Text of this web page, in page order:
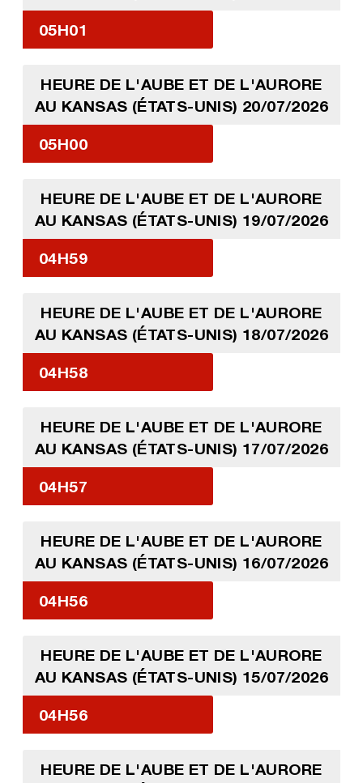
05H01
HEURE DE L'AUBE ET DE L'AURORE
AU KANSAS (ÉTATS-UNIS) 20/07/2026
05H00
HEURE DE L'AUBE ET DE L'AURORE
AU KANSAS (ÉTATS-UNIS) 19/07/2026
04H59
HEURE DE L'AUBE ET DE L'AURORE
AU KANSAS (ÉTATS-UNIS) 18/07/2026
04H58
HEURE DE L'AUBE ET DE L'AURORE
AU KANSAS (ÉTATS-UNIS) 17/07/2026
04H57
HEURE DE L'AUBE ET DE L'AURORE
AU KANSAS (ÉTATS-UNIS) 16/07/2026
04H56
HEURE DE L'AUBE ET DE L'AURORE
AU KANSAS (ÉTATS-UNIS) 15/07/2026
04H56
HEURE DE L'AUBE ET DE L'AURORE